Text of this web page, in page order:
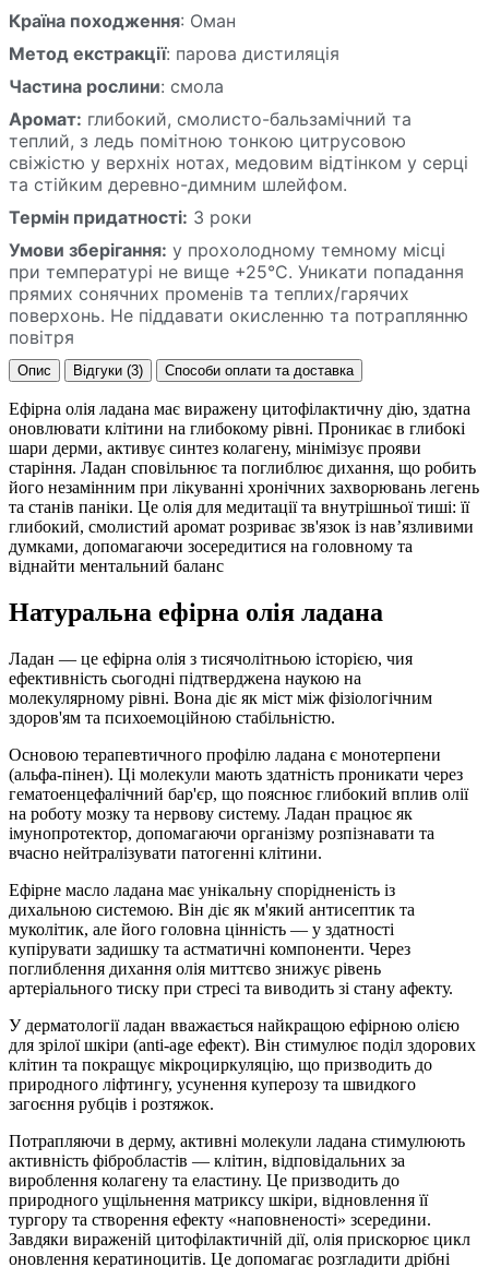
Країна походження: Оман
Метод екстракції: парова дистиляція
Частина рослини: смола
Аромат: глибокий, смолисто-бальзамічний та
теплий, з ледь помітною тонкою цитрусовою
свіжістю у верхніх нотах, медовим відтінком у серці
та стійким деревно-димним шлейфом.
Термін придатності: 3 роки
Умови зберігання: у прохолодному темному місці
при температурі не вище +25°C. Уникати попадання
прямих сонячних променів та теплих/гарячих
поверхонь. Не піддавати окисленню та потраплянню
повітря
Опис Відгуки (3) Способи оплати та доставка
Ефірна олія ладана має виражену цитофілактичну дію, здатна
оновлювати клітини на глибокому рівні. Проникає в глибокі
шари дерми, активує синтез колагену, мінімізує прояви
старіння. Ладан сповільнює та поглиблює дихання, що робить
його незамінним при лікуванні хронічних захворювань легень
та станів паніки. Це олія для медитації та внутрішньої тиші: її
глибокий, смолистий аромат розриває зв'язок із нав’язливими
думками, допомагаючи зосередитися на головному та
віднайти ментальний баланс
Натуральна ефірна олія ладана
Ладан — це ефірна олія з тисячолітньою історією, чия
ефективність сьогодні підтверджена наукою на
молекулярному рівні. Вона діє як міст між фізіологічним
здоров'ям та психоемоційною стабільністю.
Основою терапевтичного профілю ладана є монотерпени
(альфа-пінен). Ці молекули мають здатність проникати через
гематоенцефалічний бар'єр, що пояснює глибокий вплив олії
на роботу мозку та нервову систему. Ладан працює як
імунопротектор, допомагаючи організму розпізнавати та
вчасно нейтралізувати патогенні клітини.
Ефірне масло ладана має унікальну спорідненість із
дихальною системою. Він діє як м'який антисептик та
муколітик, але його головна цінність — у здатності
купірувати задишку та астматичні компоненти. Через
поглиблення дихання олія миттєво знижує рівень
артеріального тиску при стресі та виводить зі стану афекту.
У дерматології ладан вважається найкращою ефірною олією
для зрілої шкіри (anti-age ефект). Він стимулює поділ здорових
клітин та покращує мікроциркуляцію, що призводить до
природного ліфтингу, усунення куперозу та швидкого
загоєння рубців і розтяжок.
Потрапляючи в дерму, активні молекули ладана стимулюють
активність фібробластів — клітин, відповідальних за
вироблення колагену та еластину. Це призводить до
природного ущільнення матриксу шкіри, відновлення її
тургору та створення ефекту «наповненості» зсередини.
Завдяки вираженій цитофілактичній дії, олія прискорює цикл
оновлення кератиноцитів. Це допомагає розгладити дрібні